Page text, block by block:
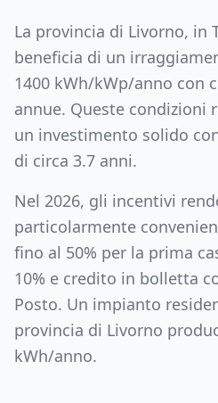
La provincia di Livorno, in
beneficia di un
1400 kWh/kWp/anno con
annue. Queste condizioni
un investimento solido
di circa 3.7 anni.
Nel 2026, gli incentivi
particolarmente
fino al 50% per la prima
10% e credito in bolletta
Posto. Un impianto
provincia di Livorno
kWh/anno.